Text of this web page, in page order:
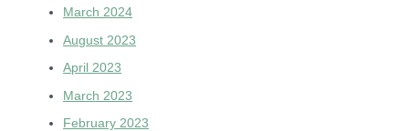
March 2024
August 2023
April 2023
March 2023
February 2023